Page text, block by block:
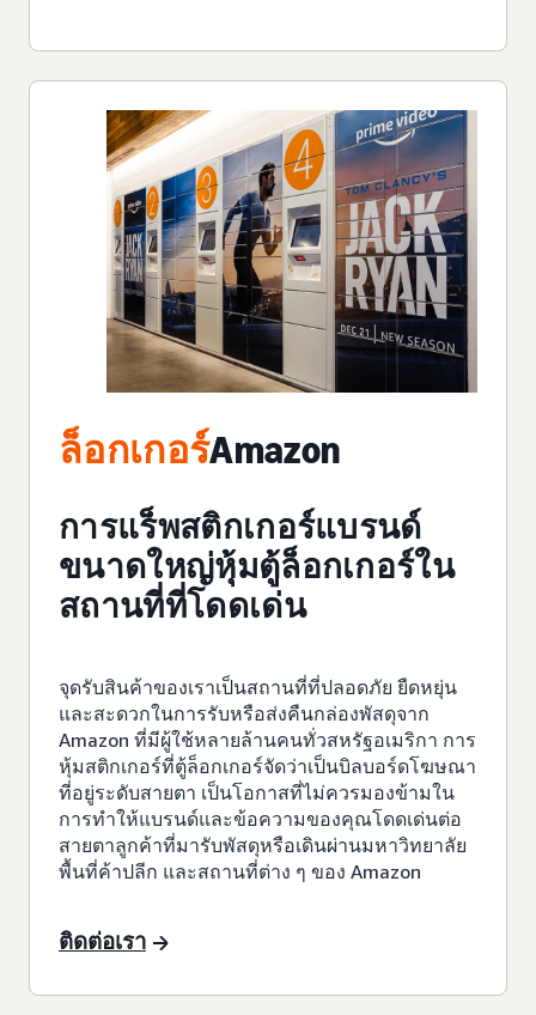
ล็อกเกอร์Amazon
การแร็พสติกเกอร์แบรนด์
ขนาดใหญ่หุ้มตู้ล็อกเกอร์ใน
สถานที่ที่โดดเด่น
จุดรับสินค้าของเราเป็นสถานที่ที่ปลอดภัย ยืดหยุ่น
และสะดวกในการรับหรือส่งคืนกล่องพัสดุจาก
Amazon ที่มีผู้ใช้หลายล้านคนทั่วสหรัฐอเมริกา การ
หุ้มสติกเกอร์ที่ตู้ล็อกเกอร์จัดว่าเป็นบิลบอร์ดโฆษณา
ที่อยู่ระดับสายตา เป็นโอกาสที่ไม่ควรมองข้ามใน
การทำให้แบรนด์และข้อความของคุณโดดเด่นต่อ
สายตาลูกค้าที่มารับพัสดุหรือเดินผ่านมหาวิทยาลัย
พื้นที่ค้าปลีก และสถานที่ต่าง ๆ ของ Amazon
ติดต่อเรา